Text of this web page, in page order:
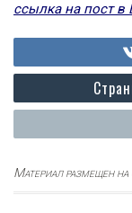
ссылка на пост в
Материал размещен на